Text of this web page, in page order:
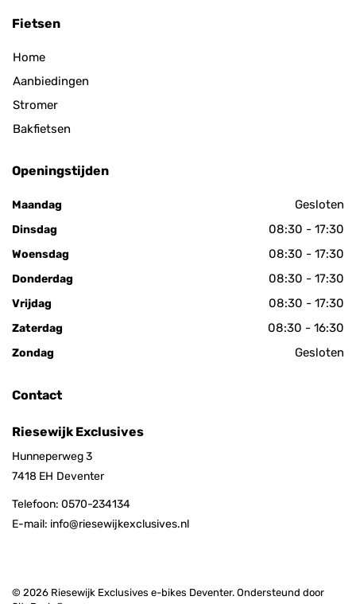
Fietsen
Home
Aanbiedingen
Stromer
Bakfietsen
Openingstijden
Maandag Gesloten
Dinsdag 08:30 - 17:30
Woensdag 08:30 - 17:30
Donderdag 08:30 - 17:30
Vrijdag 08:30 - 17:30
Zaterdag 08:30 - 16:30
Zondag Gesloten
Contact
Riesewijk Exclusives
Hunneperweg 3
7418 EH Deventer
Telefoon: 0570-234134
E-mail: info@riesewijkexclusives.nl
© 2026 Riesewijk Exclusives e-bikes Deventer. Ondersteund door